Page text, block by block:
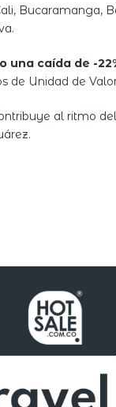
Bucaramanga,
una caída de -
de Unidad de
al ritmo